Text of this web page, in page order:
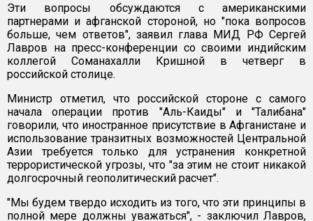
Эти вопросы обсуждаются с американскими
партнерами и афганской стороной, но "пока вопросов
больше, чем ответов", заявил глава МИД РФ Сергей
Лавров на пресс-конференции со своими индийским
коллегой Соманахалли Кришной в четверг в
российской столице.
Министр отметил, что российской стороне с самого
начала операции против "Аль-Каиды" и "Талибана"
говорили, что иностранное присутствие в Афганистане и
использование транзитных возможностей Центральной
Азии требуется только для устранения конкретной
террористической угрозы, что "за этим не стоит никакой
долгосрочный геополитический расчет".
"Мы будем твердо исходить из того, что эти принципы в
полной мере должны уважаться", - заключил Лавров,